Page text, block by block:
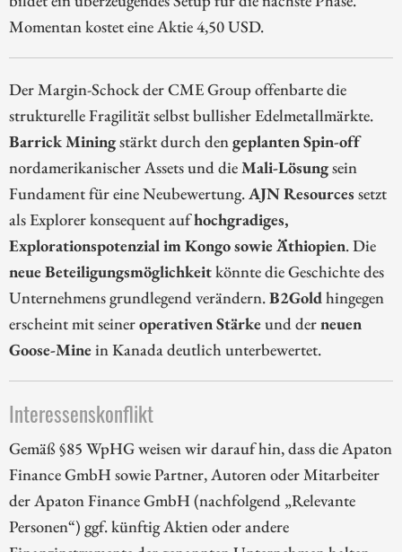
Momentan kostet eine Aktie 4,50 USD.
Der Margin-Schock der CME Group offenbarte die
strukturelle Fragilität selbst bullisher Edelmetallmärkte.
Barrick Miningstärkt durch dengeplanten Spin-off
nordamerikanischer Assets und dieMali-Lösungsein
Fundament für eine Neubewertung.AJN Resources setzt
als Explorer konsequent aufhochgradiges,
Explorationspotenzial im Kongo sowie Äthiopien. Die
neue Beteiligungsmöglichkeitkönnte die Geschichte des
Unternehmens grundlegend verändern.B2Goldhingegen
erscheint mit seineroperativen Stärkeund derneuen
Goose-Minein Kanada deutlich unterbewertet.
Interessenskonflikt
Gemäß §85 WpHG weisen wir darauf hin, dass die Apaton
Finance GmbH sowie Partner, Autoren oder Mitarbeiter
der Apaton Finance GmbH (nachfolgend „Relevante
Personen“) ggf. künftig Aktien oder andere